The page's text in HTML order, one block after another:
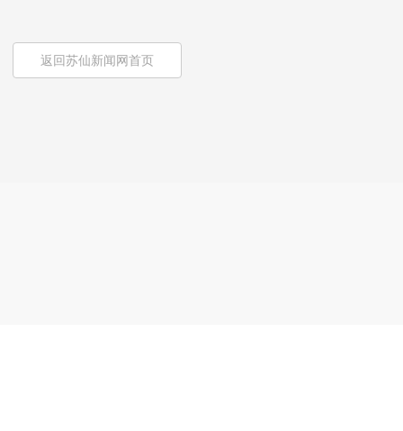
返回苏仙新闻网首页